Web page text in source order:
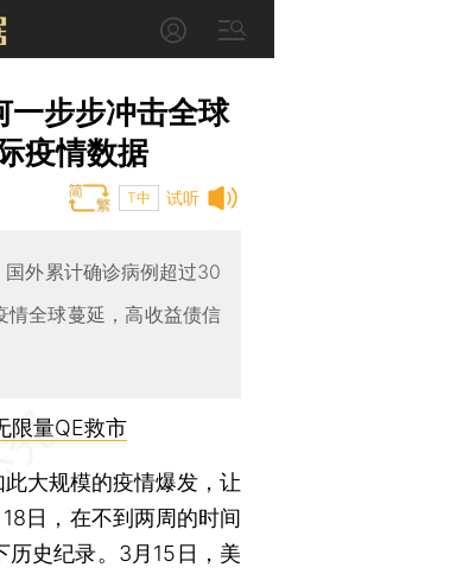
一步步冲击全球
疫情数据
试听
T中
国外累计确诊病例超过30
情全球蔓延，高收益债信
限量QE救市
大规模的疫情爆发，让
日，在不到两周的时间
历史纪录。3月15日，美